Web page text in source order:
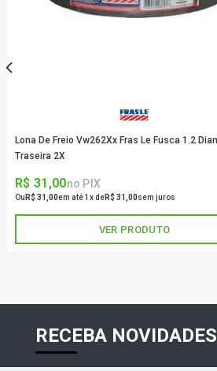
Lona De Freio Vw262Xx Fras Le Fusca 1.2 Dianteira Ou
Traseira 2X
R$ 31,00no PIX
Ou R$ 31,00em até 1x deR$ 31,00sem juros
VER PRODUTO
RECEBA NOVIDADES